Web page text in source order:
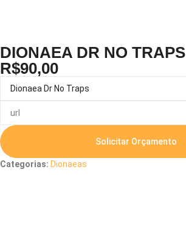
DIONAEA DR NO TRAPS
R$90,00
Solicitar Orçamento
Categorias: Dionaeas